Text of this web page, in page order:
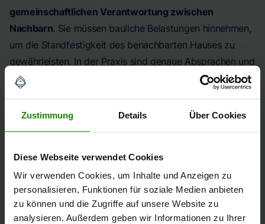
Zustimmung Details Über Cookies
Diese Webseite verwendet Cookies
Wir verwenden Cookies, um Inhalte und Anzeigen zu
personalisieren, Funktionen für soziale Medien anbieten
zu können und die Zugriffe auf unsere Website zu
analysieren. Außerdem geben wir Informationen zu Ihrer
gemeinschaftlichen Verantwortung zwischen
Nachbarn. Sie müssen bauliche Belastungen hinnehmen,
um die Standfestigkeit des benachbarten Hauses zu
gewährleisten. In der Praxis sind genaue Absprachen und
Dokumentationen nötig, um Rechte und Pflichten klar zu
Vereinigungsbaulast:
Grundstücke als Einheit
nutzen
Mit einer Vereinigungsbaulast können zwei getrennte